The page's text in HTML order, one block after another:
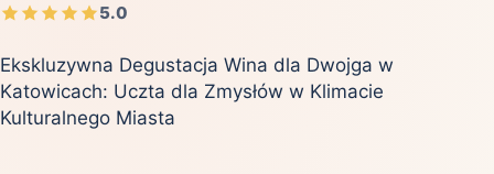
5.0
Ekskluzywna Degustacja Wina dla Dwojga w
Katowicach: Uczta dla Zmysłów w Klimacie
Kulturalnego Miasta